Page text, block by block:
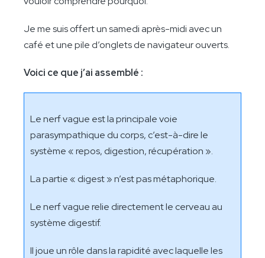
Je me suis offert un samedi après-midi avec un
café et une pile d’onglets de navigateur ouverts.
Voici ce que j’ai assemblé :
Le nerf vague est la principale voie
parasympathique du corps, c’est-à-dire le
système « repos, digestion, récupération ».
La partie « digest » n’est pas métaphorique.
Le nerf vague relie directement le cerveau au
système digestif.
Il joue un rôle dans la rapidité avec laquelle les